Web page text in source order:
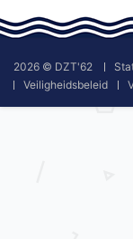
2026 © DZT'62
Veiligheidsbeleid